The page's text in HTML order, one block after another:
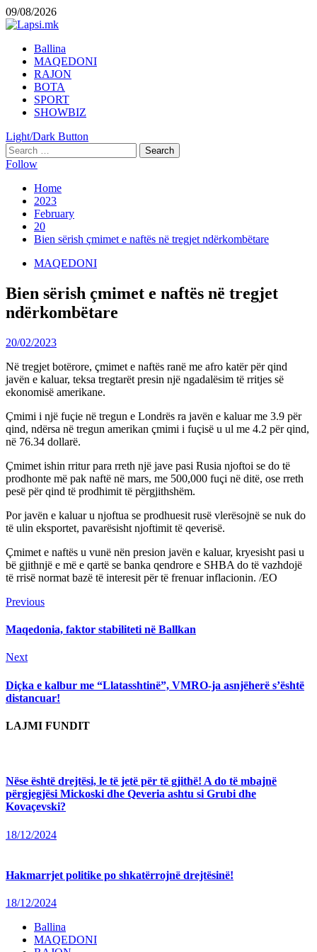
Skip
to
09/08/2026
Primary
Menu
Ballina
MAQEDONI
RAJON
BOTA
SPORT
SHOWBIZ
Light/Dark Button
Search
for:
Follow
Home
2023
February
20
Bien sërish çmimet e naftës në tregjet ndërkombëtare
MAQEDONI
Bien sërish çmimet e naftës në tregjet
ndërkombëtare
20/02/2023
Në tregjet botërore, çmimet e naftës ranë me afro katër për qind
javën e kaluar, teksa tregtarët presin një ngadalësim të rritjes së
ekonomisë amerikane.
Çmimi i një fuçie në tregun e Londrës ra javën e kaluar me 3.9 për
qind, ndërsa në tregun amerikan çmimi i fuçisë u ul me 4.2 për qind,
në 76.34 dollarë.
Çmimet ishin rritur para rreth një jave pasi Rusia njoftoi se do të
prodhonte më pak naftë në mars, me 500,000 fuçi në ditë, ose rreth
pesë për qind të prodhimit të përgjithshëm.
Por javën e kaluar u njoftua se prodhuesit rusë vlerësojnë se nuk do
të ulin eksportet, pavarësisht njoftimit të qeverisë.
Çmimet e naftës u vunë nën presion javën e kaluar, kryesisht pasi u
bë gjithnjë e më e qartë se banka qendrore e SHBA do të vazhdojë
të rrisë normat bazë të interesit për të frenuar inflacionin. /EO
Continue
Reading
PreviousPrevious
Maqedonia, faktor stabiliteti në Ballkan
NextNext
Diçka e kalbur me “Llatasshtinë”, VMRO-ja asnjëherë s’është
distancuar!
LAJMI FUNDIT
Nëse është drejtësi, le të jetë për të gjithë! A do të mbajnë
përgjegjësi Mickoski dhe Qeveria ashtu si Grubi dhe
Kovaçevski?
18/12/2024
Hakmarrjet politike po shkatërrojnë drejtësinë!
18/12/2024
Ballina
MAQEDONI